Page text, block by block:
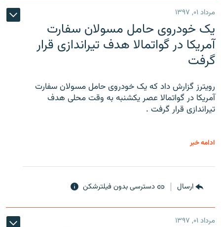
مرداد ۰۱, ۱۳۹۷
یک خودروی حامل مسولان سفارت
آمریکا در گواتمالا هدف تیراندازی قرار
گرفت
رویترز گزارش داد که یک خودروی حامل مسولان سفارت
آمریکا در گواتمالا عصر یکشنبه به وقت محلی هدف
تیراندازی قرار گرفت .
ادامه خبر
ارسال دسترسی بدون فیلترشکن
مرداد ۰۱, ۱۳۹۷